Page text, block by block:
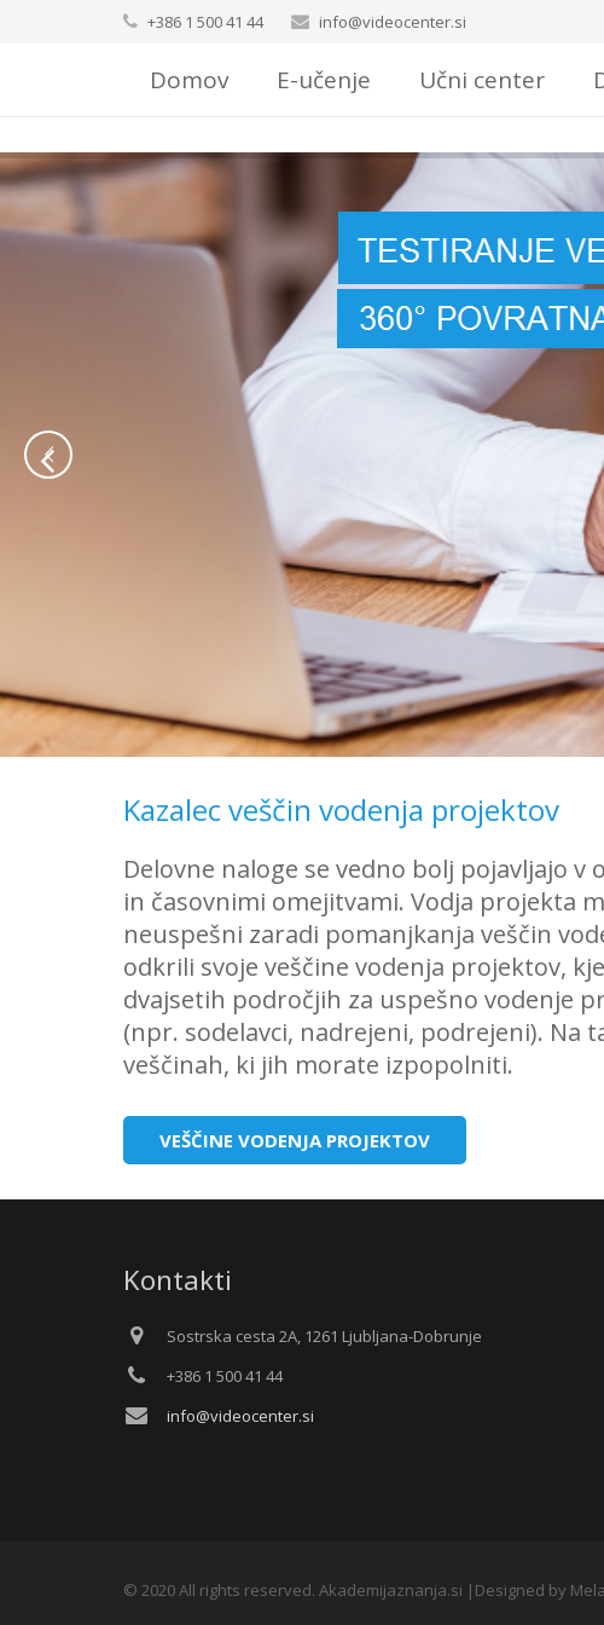
+386 1 500 41 44 info@videocenter.si
Domov E-učenje Učni center
Kazalec veščin vodenja projektov
Delovne naloge se vedno bolj pojavljajo
in časovnimi omejitvami. Vodja projekta
neuspešni zaradi pomanjkanja veščin
odkrili svoje veščine vodenja projektov,
dvajsetih področjih za uspešno vodenje
(npr. sodelavci, nadrejeni, podrejeni).
veščinah, ki jih morate izpopolniti.
VEŠČINE VODENJA PROJEKTOV
Kontakti
Sostrska cesta 2A, 1261 Ljubljana-Dobrunje
+386 1 500 41 44
info@videocenter.si
© 2020 All rights reserved. Akademijaznanja.si |Designed by